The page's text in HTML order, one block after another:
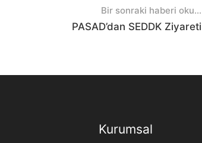
Bir sonraki haberi oku...
PASAD’dan SEDDK Ziyareti
Kurumsal